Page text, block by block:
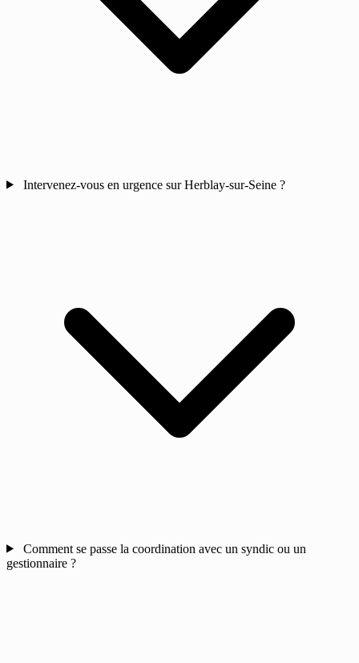
Intervenez-vous en urgence sur Herblay-sur-Seine ?
Comment se passe la coordination avec un syndic ou un
gestionnaire ?